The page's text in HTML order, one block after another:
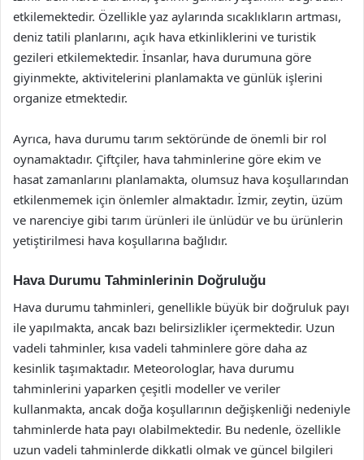
etkilemektedir. Özellikle yaz aylarında sıcaklıkların artması,
deniz tatili planlarını, açık hava etkinliklerini ve turistik
gezileri etkilemektedir. İnsanlar, hava durumuna göre
giyinmekte, aktivitelerini planlamakta ve günlük işlerini
organize etmektedir.
Ayrıca, hava durumu tarım sektöründe de önemli bir rol
oynamaktadır. Çiftçiler, hava tahminlerine göre ekim ve
hasat zamanlarını planlamakta, olumsuz hava koşullarından
etkilenmemek için önlemler almaktadır. İzmir, zeytin, üzüm
ve narenciye gibi tarım ürünleri ile ünlüdür ve bu ürünlerin
yetiştirilmesi hava koşullarına bağlıdır.
Hava Durumu Tahminlerinin Doğruluğu
Hava durumu tahminleri, genellikle büyük bir doğruluk payı
ile yapılmakta, ancak bazı belirsizlikler içermektedir. Uzun
vadeli tahminler, kısa vadeli tahminlere göre daha az
kesinlik taşımaktadır. Meteorologlar, hava durumu
tahminlerini yaparken çeşitli modeller ve veriler
kullanmakta, ancak doğa koşullarının değişkenliği nedeniyle
tahminlerde hata payı olabilmektedir. Bu nedenle, özellikle
uzun vadeli tahminlerde dikkatli olmak ve güncel bilgileri